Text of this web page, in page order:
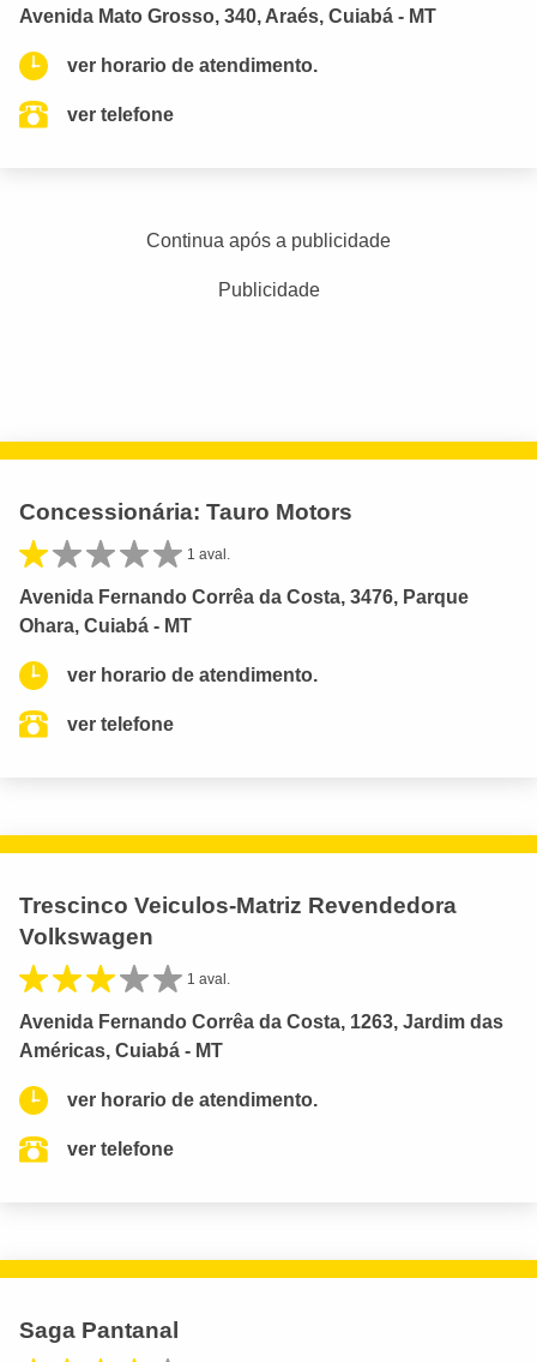
Avenida Mato Grosso, 340, Araés, Cuiabá - MT
ver horario de atendimento.
ver telefone
Continua após a publicidade
Publicidade
Concessionária: Tauro Motors
1 aval.
Avenida Fernando Corrêa da Costa, 3476, Parque
Ohara, Cuiabá - MT
ver horario de atendimento.
ver telefone
Trescinco Veiculos-Matriz Revendedora
Volkswagen
1 aval.
Avenida Fernando Corrêa da Costa, 1263, Jardim das
Américas, Cuiabá - MT
ver horario de atendimento.
ver telefone
Saga Pantanal